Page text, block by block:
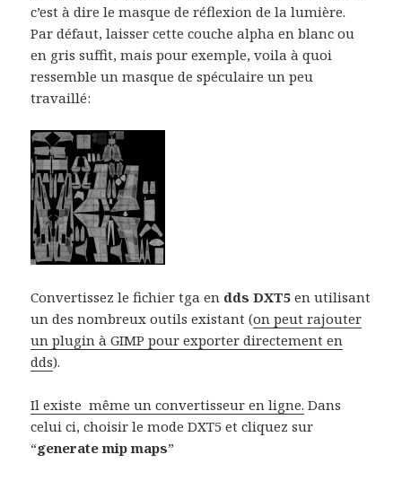
c’est à dire le masque de réflexion de la lumière.
Par défaut, laisser cette couche alpha en blanc ou
en gris suffit, mais pour exemple, voila à quoi
ressemble un masque de spéculaire un peu
travaillé:
Convertissez le fichier tga en dds DXT5 en utilisant
un des nombreux outils existant (on peut rajouter
un plugin à GIMP pour exporter directement en
dds).
Il existe même un convertisseur en ligne. Dans
celui ci, choisir le mode DXT5 et cliquez sur
“generate mip maps”